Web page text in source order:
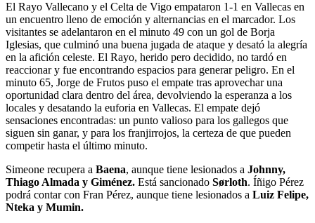
El Rayo Vallecano y el Celta de Vigo empataron 1-1 en Vallecas en
un encuentro lleno de emoción y alternancias en el marcador. Los
visitantes se adelantaron en el minuto 49 con un gol de Borja
Iglesias, que culminó una buena jugada de ataque y desató la alegría
en la afición celeste. El Rayo, herido pero decidido, no tardó en
reaccionar y fue encontrando espacios para generar peligro. En el
minuto 65, Jorge de Frutos puso el empate tras aprovechar una
oportunidad clara dentro del área, devolviendo la esperanza a los
locales y desatando la euforia en Vallecas. El empate dejó
sensaciones encontradas: un punto valioso para los gallegos que
siguen sin ganar, y para los franjirrojos, la certeza de que pueden
competir hasta el último minuto.
Simeone recupera a Baena, aunque tiene lesionados a Johnny,
Thiago Almada y Giménez. Está sancionado Sørloth. Íñigo Pérez
podrá contar con Fran Pérez, aunque tiene lesionados a Luiz Felipe,
Nteka y Mumin.